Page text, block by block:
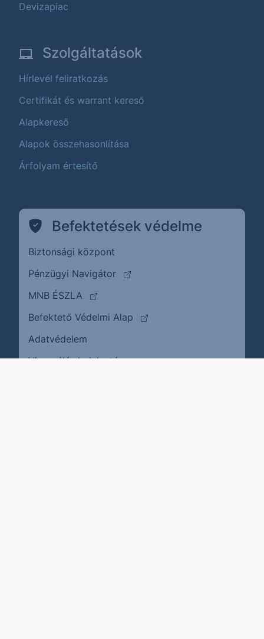
Devizapiac
Szolgáltatások
Hírlevél feliratkozás
Certifikát és warrant kereső
Alapkereső
Alapok összehasonlítása
Árfolyam értesítő
Befektetések védelme
Biztonsági központ
Pénzügyi Navigátor
(külső oldalra ugrik)
MNB ÉSZLA
(külső oldalra ugrik)
Befektető Védelmi Alap
(külső oldalra ugrik)
Adatvédelem
Visszaélés bejelentése(külső oldalra ugrik)